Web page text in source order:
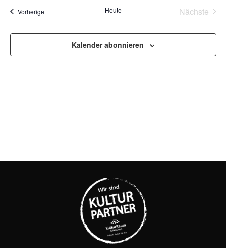
UND
VorherigeVeranstaltungen Heute Nächste
Kalender abonnieren